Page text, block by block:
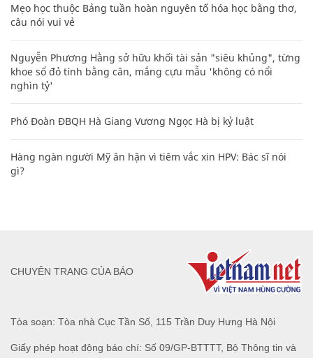
Mẹo học thuộc Bảng tuần hoàn nguyên tố hóa học bằng thơ,
câu nói vui vẻ
Nguyễn Phương Hằng sở hữu khối tài sản "siêu khủng", từng
khoe sổ đỏ tính bằng cân, mắng cựu mẫu 'không có nổi
nghìn tỷ'
Phó Đoàn ĐBQH Hà Giang Vương Ngọc Hà bị kỷ luật
Hàng ngàn người Mỹ ân hận vì tiêm vắc xin HPV: Bác sĩ nói
gì?
Tòa soạn: Tòa nhà Cục Tần Số, 115 Trần Duy Hưng Hà Nội
Giấy phép hoạt động báo chí: Số 09/GP-BTTTT, Bộ Thông tin và
CHUYÊN TRANG CỦA BÁO